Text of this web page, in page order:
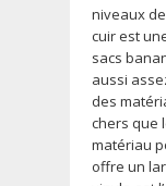
niveaux
cuir est
sacs
aussi
des
chers que
matériau
offre un